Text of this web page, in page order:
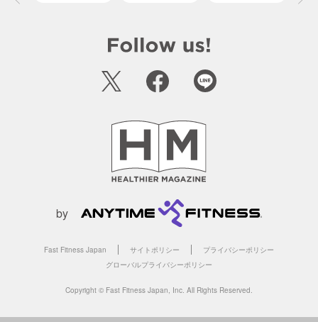
by
Fast Fitness Japan サイトポリシー
プライバシーポリシー
グローバルプライバシーポリシー
Copyright © Fast Fitness Japan, Inc. All Rights Reserved.